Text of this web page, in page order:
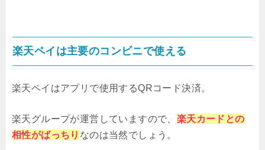
楽天ペイは主要のコンビニで使える
楽天ペイはアプリで使用するQRコード決済。
楽天グループが運営していますので、 楽天カードとの
相性がばっちり なのは当然でしょう。